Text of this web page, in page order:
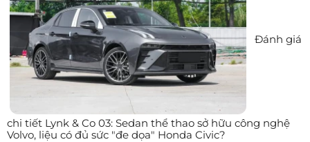
Đánh giá
chi tiết Lynk & Co 03: Sedan thể thao sở hữu công nghệ
Volvo, liệu có đủ sức "đe dọa" Honda Civic?